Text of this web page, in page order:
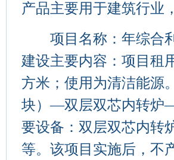
产品主要用于建筑行业
项目名称：年综合利
建设主要内容：项目租
方米；使用为清洁能源
块）—双层双芯内转
要设备：双层双芯内转
等。该项目实施后，不